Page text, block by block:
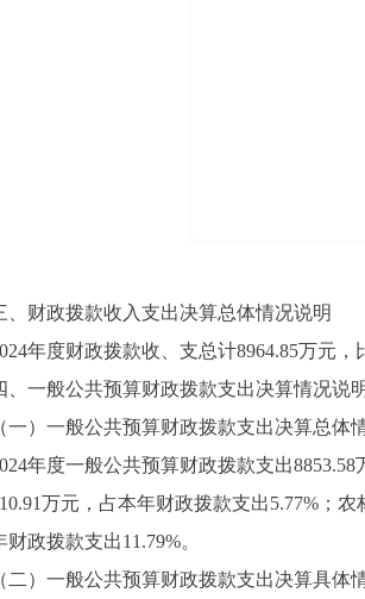
政拨款收入支出决算总体情况说明
度财政拨款收、支总计8964.85万元，
般公共预算财政拨款支出决算情况说
一般公共预算财政拨款支出决算总体
年度一般公共预算财政拨款支出8853.58
万元，占本年财政拨款支出5.77%；
财政拨款支出11.79%。
一般公共预算财政拨款支出决算具体